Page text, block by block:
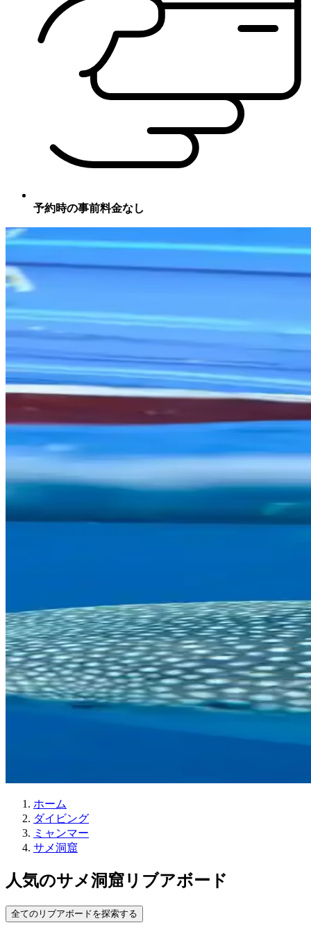
予約時の事前料金なし
ホーム
ダイビング
ミャンマー
サメ洞窟
人気のサメ洞窟リブアボード
全てのリブアボードを探索する